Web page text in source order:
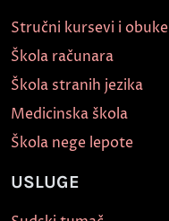
Stručni kursevi i obuke
Škola računara
Škola stranih jezika
Medicinska škola
Škola nege lepote
USLUGE